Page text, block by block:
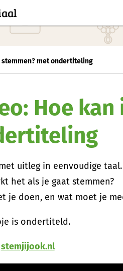
stemmen? met ondertiteling
Hoe
uitleg in eenvoudige taal.
het als je gaat stemmen?
je doen, en wat moet je
is ondertiteld.
stemjijook.nl